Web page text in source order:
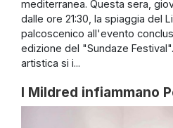
mediterranea. Questa sera,
dalle ore 21:30, la spiaggia del
palcoscenico all'evento
edizione del "Sundaze
artistica si i...
I Mildred infiammano